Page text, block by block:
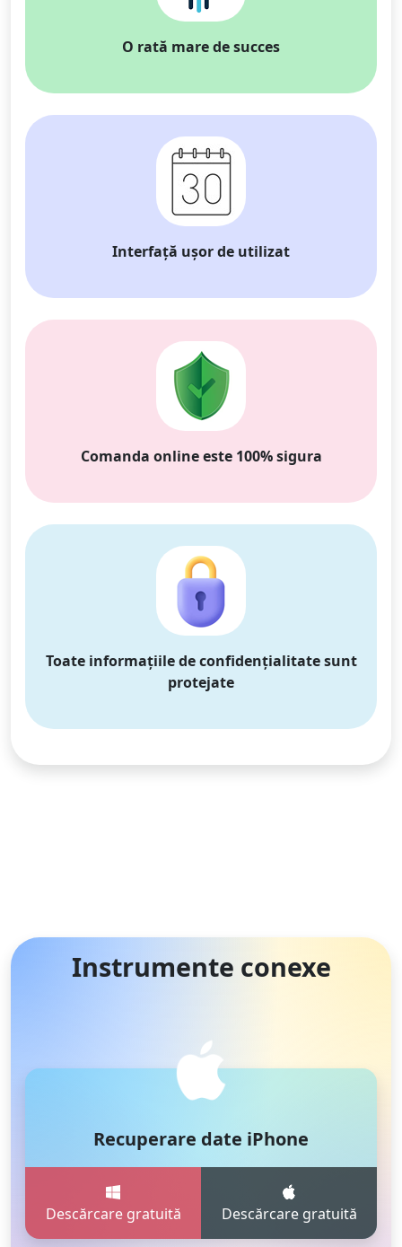
O rată mare de succes
Interfață ușor de utilizat
Comanda online este 100% sigura
Toate informațiile de confidențialitate sunt
protejate
Instrumente conexe
Recuperare date iPhone
Descărcare gratuită Descărcare gratuită